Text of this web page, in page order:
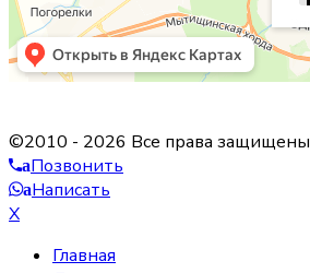
©2010 - 2026 Все права защищены
aПозвонить
aНаписать
X
Главная